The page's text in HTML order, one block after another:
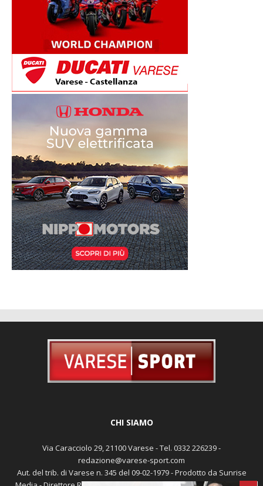
CHI SIAMO
Via Caracciolo 29, 21100 Varese - Tel. 0332 226239 -
redazione@varese-sport.com
Aut. del trib. di Varese n. 345 del 09-02-1979 - Prodotto da Sunrise